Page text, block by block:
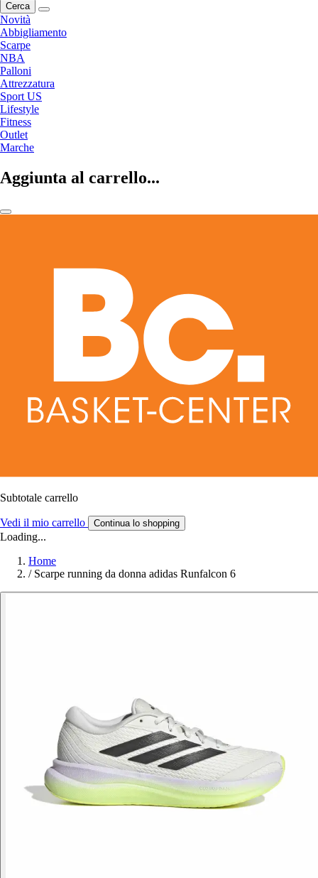
Cerca
Novità
Abbigliamento
Scarpe
NBA
Palloni
Attrezzatura
Sport US
Lifestyle
Fitness
Outlet
Marche
Aggiunta al carrello...
Subtotale carrello
Vedi il mio carrello Continua lo shopping
Loading...
Home
/ Scarpe running da donna adidas Runfalcon 6